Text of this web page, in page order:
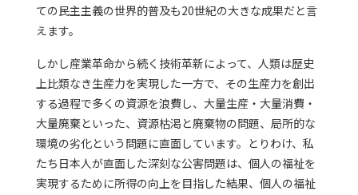
ての民主主義の世界的普及も20世紀の大きな成果だと言
えます。
しかし産業革命から続く技術革新によって、人類は歴史
上比類なき生産力を実現した一方で、その生産力を創出
する過程で多くの資源を浪費し、大量生産・大量消費・
大量廃棄といった、資源枯渇と廃棄物の問題、局所的な
環境の劣化という問題に直面しています。とりわけ、私
たち日本人が直面した深刻な公害問題は、個人の福祉を
実現するために所得の向上を目指した結果、個人の福祉